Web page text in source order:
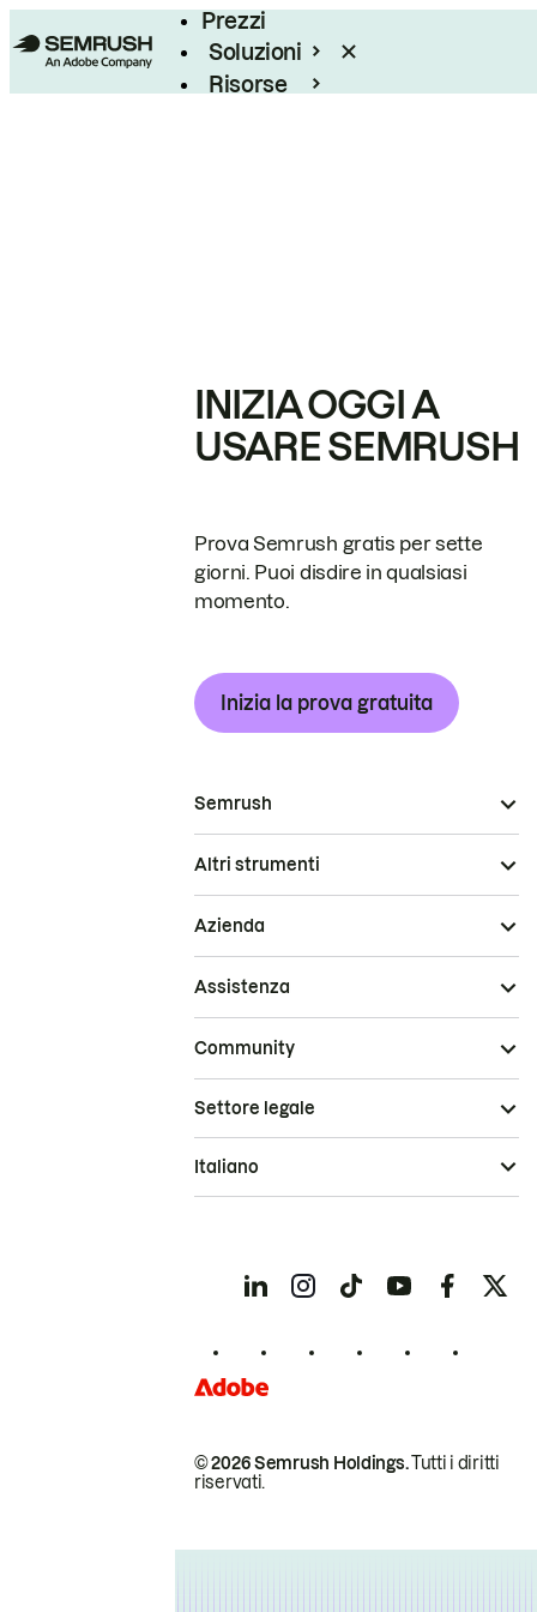
Prezzi
Soluzioni
Risorse
INIZIA OGGI A
USARE SEMRUSH
Prova Semrush gratis per sette
giorni. Puoi disdire in qualsiasi
momento.
Inizia la prova gratuita
Semrush
Altri strumenti
Azienda
Assistenza
Community
© 2026 Semrush Holdings.Tutti i diritti
riservati.
Settore legale
Italiano